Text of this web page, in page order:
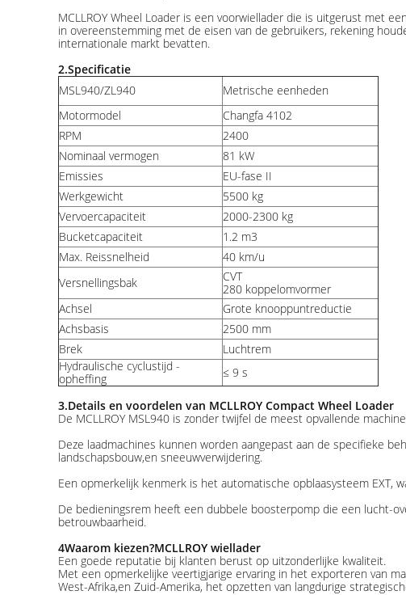
MCLLROY Wheel Loader is een voorwiellader die is uitgerust met
in overeenstemming met de eisen van de gebruikers, rekening
internationale markt bevatten.
2.Specificatie
MSL940/ZL940
Metrische eenheden
Motormodel
Changfa 4102
RPM
2400
Nominaal vermogen
81 kW
Emissies
EU-fase II
Werkgewicht
5500 kg
Vervoercapaciteit
2000-2300 kg
Bucketcapaciteit
1.2 m3
Max. Reissnelheid
40 km/u
Versnellingsbak
CVT
280 koppelomvormer
Achsel
Grote knooppuntreductie
Achsbasis
2500 mm
Brek
Luchtrem
Hydraulische cyclustijd -
opheffing
≤ 9 s
3.Details en voordelen van MCLLROY Compact Wheel Loader
De MCLLROY MSL940 is zonder twijfel de meest opvallende
Deze laadmachines kunnen worden aangepast aan de specifieke
landschapsbouw,en sneeuwverwijdering.
Een opmerkelijk kenmerk is het automatische opblaasysteem EXT,
De bedieningsrem heeft een dubbele boosterpomp die een lucht-
betrouwbaarheid.
4Waarom kiezen?MCLLROY wiellader
Een goede reputatie bij klanten berust op uitzonderlijke kwaliteit.
Met een opmerkelijke veertigjarige ervaring in het exporteren van
West-Afrika,en Zuid-Amerika, het opzetten van langdurige